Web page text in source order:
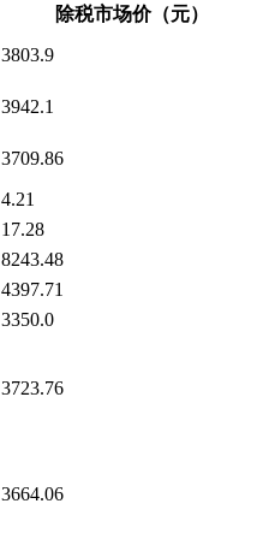
除税市场价（元）
3803.9
3942.1
3709.86
4.21
17.28
8243.48
4397.71
3350.0
3723.76
3664.06